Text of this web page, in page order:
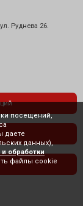
Руднева 26.
посещений,
даете
данных),
обработки
файлы cookie